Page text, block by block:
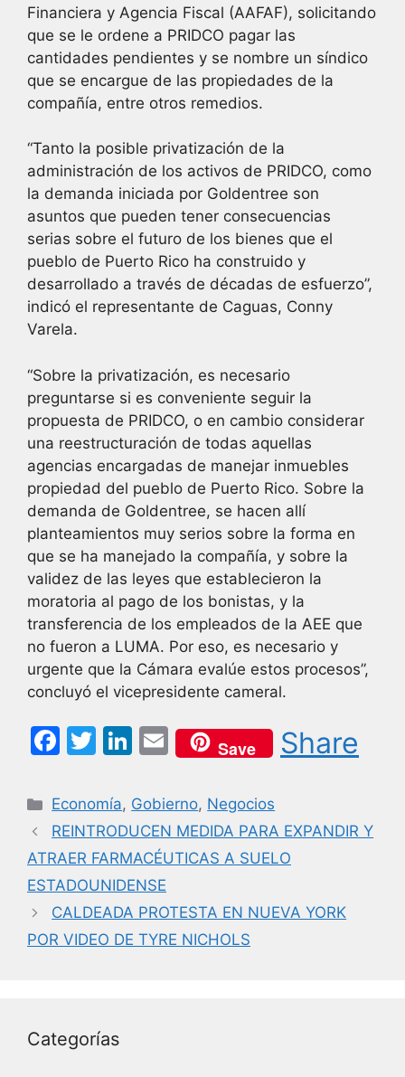
Financiera y Agencia Fiscal (AAFAF), solicitando
que se le ordene a PRIDCO pagar las
cantidades pendientes y se nombre un síndico
que se encargue de las propiedades de la
compañía, entre otros remedios.
“Tanto la posible privatización de la
administración de los activos de PRIDCO, como
la demanda iniciada por Goldentree son
asuntos que pueden tener consecuencias
serias sobre el futuro de los bienes que el
pueblo de Puerto Rico ha construido y
desarrollado a través de décadas de esfuerzo”,
indicó el representante de Caguas, Conny
Varela.
“Sobre la privatización, es necesario
preguntarse si es conveniente seguir la
propuesta de PRIDCO, o en cambio considerar
una reestructuración de todas aquellas
agencias encargadas de manejar inmuebles
propiedad del pueblo de Puerto Rico. Sobre la
demanda de Goldentree, se hacen allí
planteamientos muy serios sobre la forma en
que se ha manejado la compañía, y sobre la
validez de las leyes que establecieron la
moratoria al pago de los bonistas, y la
transferencia de los empleados de la AEE que
no fueron a LUMA. Por eso, es necesario y
urgente que la Cámara evalúe estos procesos”,
concluyó el vicepresidente cameral.
F
c
e
b
o
o
k
T
itt
er
Li
k
e
dI
n
E
m
ai
l
Save Share
Categorías
Economía, Gobierno, Negocios
REINTRODUCEN MEDIDA PARA EXPANDIR Y
ATRAER FARMACÉUTICAS A SUELO
ESTADOUNIDENSE
CALDEADA PROTESTA EN NUEVA YORK
POR VIDEO DE TYRE NICHOLS
Categorías